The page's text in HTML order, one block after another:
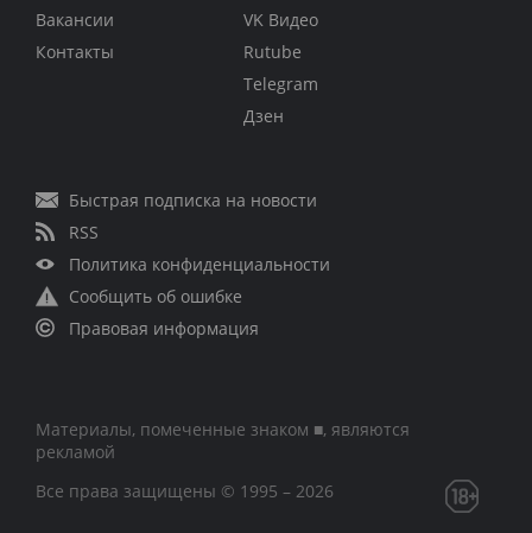
Вакансии
Контакты
VK Видео
Rutube
Telegram
Дзен
Быстрая подписка на новости
RSS
Политика конфиденциальности
Сообщить об ошибке
Правовая информация
Материалы, помеченные знаком ■, являются
рекламой
Все права защищены © 1995 – 2026